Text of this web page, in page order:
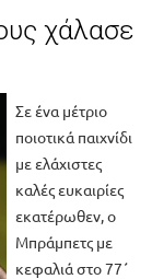
χάλασε
Σε ένα μέτριο
ποιοτικά παιχνίδι
με ελάχιστες
καλές ευκαιρίες
εκατέρωθεν, ο
Μπράμπετς με
κεφαλιά στο 77΄